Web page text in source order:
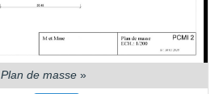
Plan de masse»